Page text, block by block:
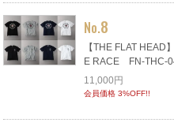
No.8
【THE FLAT
E RACE FN-THC-
11,000円
会員価格 3%OFF!!